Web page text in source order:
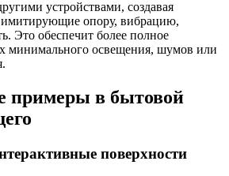
устройствами, создавая
опору, вибрацию,
Это обеспечит более полное
минимального освещения, шумов или
примеры в бытовой
поверхности